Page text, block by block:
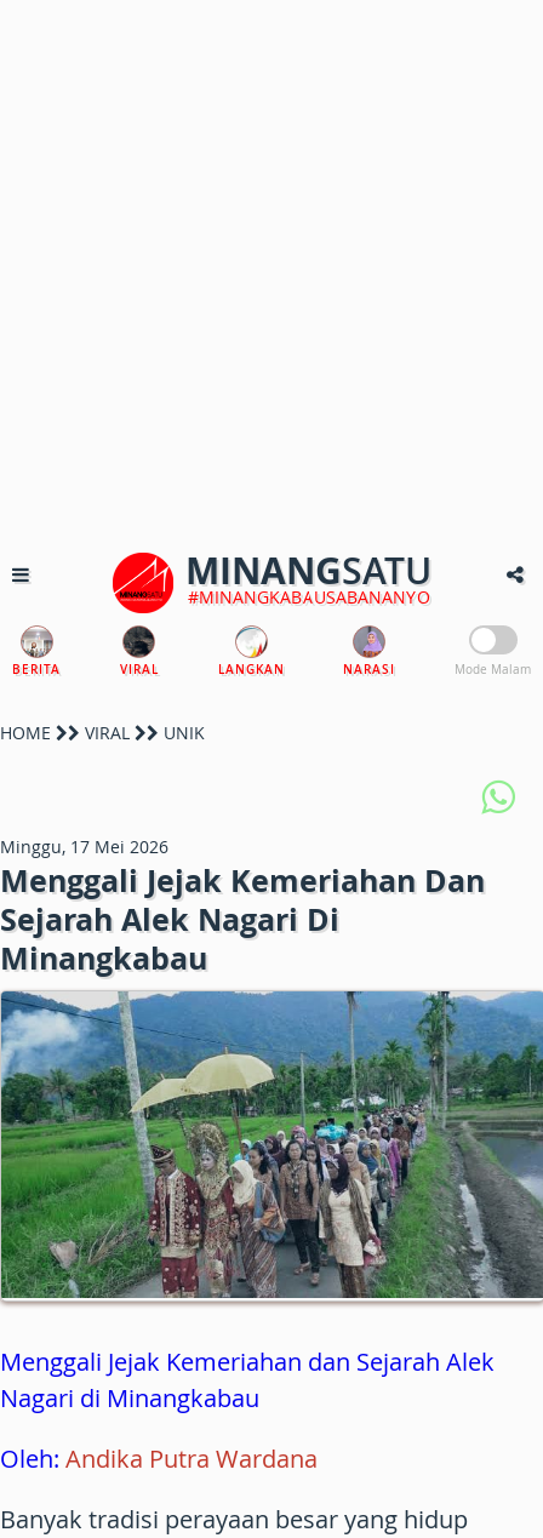
MINANGSATU
#MINANGKABAUSABANANYO
BERITA VIRAL LANGKAN NARASI Mode Malam
HOME VIRAL UNIK
Minggu, 17 Mei 2026
Menggali Jejak Kemeriahan Dan
Sejarah Alek Nagari Di
Minangkabau
Menggali Jejak Kemeriahan dan Sejarah Alek
Nagari di Minangkabau
Oleh: Andika Putra Wardana
Banyak tradisi perayaan besar yang hidup